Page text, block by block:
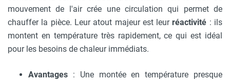
mouvement de l'air crée une circulation qui permet de
chauffer la pièce. Leur atout majeur est leurréactivité : ils
montent en température très rapidement, ce qui est idéal
pour les besoins de chaleur immédiats.
Avantages : Une montée en température presque